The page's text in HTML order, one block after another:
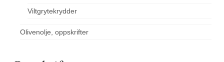
Viltgrytekrydder
Olivenolje, oppskrifter